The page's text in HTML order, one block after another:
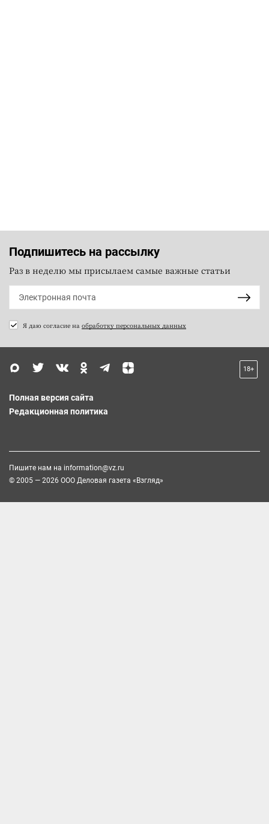
Подпишитесь на рассылку
Раз в неделю мы присылаем самые важные статьи
Я даю согласие на обработку персональных данных
18+
Полная версия сайта
Редакционная политика
Пишите нам на information@vz.ru
© 2005 — 2026 ООО Деловая газета «Взгляд»